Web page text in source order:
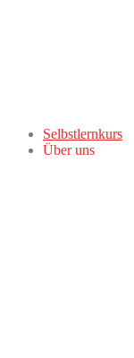
Selbstlernkurs
Über uns